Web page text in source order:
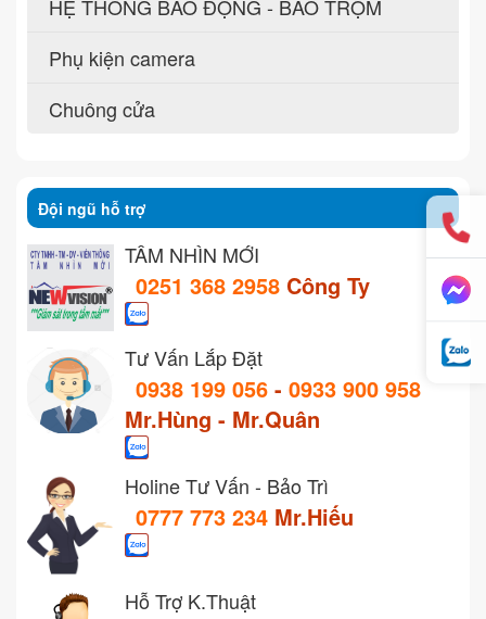
HỆ THỐNG BÁO ĐỘNG - BÁO TRỘM
Phụ kiện camera
Chuông cửa
Đội ngũ hỗ trợ
TẦM NHÌN MỚI
0251 368 2958 Công Ty
Tư Vấn Lắp Đặt
0938 199 056 - 0933 900 958
Mr.Hùng - Mr.Quân
Holine Tư Vấn - Bảo Trì
0777 773 234 Mr.Hiếu
Hỗ Trợ K.Thuật